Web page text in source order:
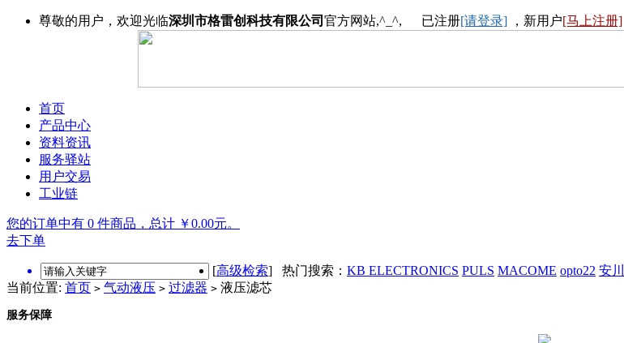
尊敬的用户，欢迎光临深圳市格雷创科技有限公司 官方网站,^_^, 已注册[请登录] ，新用户[马上注册]
首页
产品中心
资料资讯
服务驿站
用户交易
工业链
您的订单中有 0 件商品，总计 ￥0.00元。
去下单
[高级检索] 热门搜索： KB ELECTRONICS PULS MACOME opto22 安川
当前位置: 首页 > 气动液压 > 过滤器 > 液压滤芯
服务保障